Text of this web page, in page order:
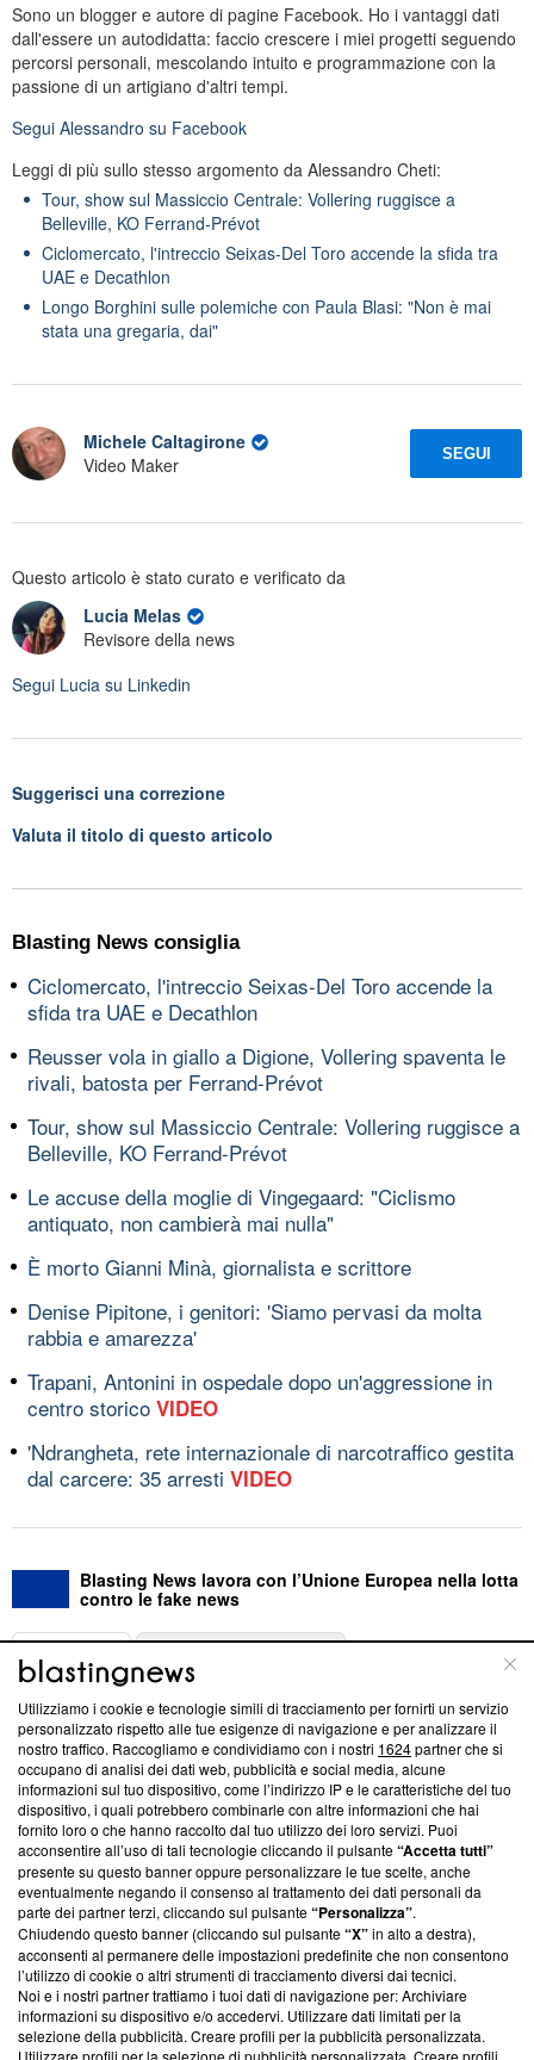
Sono un blogger e autore di pagine Facebook. Ho i vantaggi dati
dall'essere un autodidatta: faccio crescere i miei progetti seguendo
percorsi personali, mescolando intuito e programmazione con la
passione di un artigiano d'altri tempi.
Segui Alessandro su Facebook
Leggi di più sullo stesso argomento da Alessandro Cheti:
Tour, show sul Massiccio Centrale: Vollering ruggisce a
Belleville, KO Ferrand-Prévot
Ciclomercato, l'intreccio Seixas-Del Toro accende la sfida tra
UAE e Decathlon
Longo Borghini sulle polemiche con Paula Blasi: "Non è mai
stata una gregaria, dai"
Michele Caltagirone
Video Maker
SEGUI
Questo articolo è stato curato e verificato da
Lucia Melas
Revisore della news
Segui Lucia su Linkedin
Suggerisci una correzione
Valuta il titolo di questo articolo
Blasting News consiglia
Ciclomercato, l'intreccio Seixas-Del Toro accende la
sfida tra UAE e Decathlon
Reusser vola in giallo a Digione, Vollering spaventa le
rivali, batosta per Ferrand-Prévot
Tour, show sul Massiccio Centrale: Vollering ruggisce a
Belleville, KO Ferrand-Prévot
Le accuse della moglie di Vingegaard: "Ciclismo
antiquato, non cambierà mai nulla"
È morto Gianni Minà, giornalista e scrittore
Denise Pipitone, i genitori: 'Siamo pervasi da molta
rabbia e amarezza'
Trapani, Antonini in ospedale dopo un'aggressione in
centro storico VIDEO
'Ndrangheta, rete internazionale di narcotraffico gestita
dal carcere: 35 arresti VIDEO
Blasting News lavora con l’Unione Europea nella lotta
contro le fake news
ABOUT
Questa sezione offre informazioni trasparenti su Blasting
News, sui nostri processi editoriali e su come ci impegniamo a
creare news di qualità. Inoltre, afferma la nostra aderenza a
‘Trust Project - News with Integrity’Blasting News non è
ancora membro del programma, ma ha richiesto di farne
parte; Trust Project non ha ancora effettuato una verifica di
conformità agli standard.
Su di noi
Team editoriale
Corporate
Redazione
Utilizziamo i cookie e tecnologie simili di tracciamento per fornirti un servizio
personalizzato rispetto alle tue esigenze di navigazione e per analizzare il
nostro traffico. Raccogliamo e condividiamo con i nostri 1624partner che si
occupano di analisi dei dati web, pubblicità e social media, alcune
informazioni sul tuo dispositivo, come l’indirizzo IP e le caratteristiche del tuo
dispositivo, i quali potrebbero combinarle con altre informazioni che hai
fornito loro o che hanno raccolto dal tuo utilizzo dei loro servizi. Puoi
acconsentire all’uso di tali tecnologie cliccando il pulsante“Accetta tutti”
presente su questo banner oppure personalizzare le tue scelte, anche
eventualmente negando il consenso al trattamento dei dati personali da
parte dei partner terzi, cliccando sul pulsante“Personalizza”.
Chiudendo questo banner (cliccando sul pulsante“X”in alto a destra),
acconsenti al permanere delle impostazioni predefinite che non consentono
l’utilizzo di cookie o altri strumenti di tracciamento diversi dai tecnici.
Noi e i nostri partner trattiamo i tuoi dati di navigazione per: Archiviare
informazioni su dispositivo e/o accedervi. Utilizzare dati limitati per la
selezione della pubblicità. Creare profili per la pubblicità personalizzata.
Utilizzare profili per la selezione di pubblicità personalizzata. Creare profili